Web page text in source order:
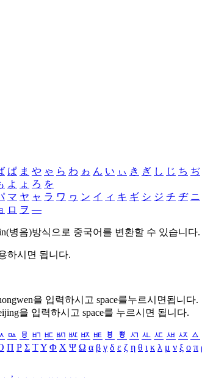
ぱ ま や ゃ ら わ ゎ ん い ぃ き ぎ し じ ち ぢ
よ ょ ろ を
マ ヤ ャ ラ ワ ヮ ン イ ィ キ ギ シ ジ チ ヂ ニ
ロ ヲ ―
병음)방식으로 중국어를 변환할 수 있습니다.
하시면 됩니다.
을 입력하시고 space를누르시면됩니다.
을 입력하시고 space를 누르시면 됩니다.
ㅰ ㅱ ㅲ ㅳ ㅴ ㅵ ㅶ ㅷ ㅸ ㅹ ㅺ ㅻ ㅼ ㅽ ㅾ ㅿ
Π Ρ Σ ΤΥ Φ Χ Ψ Ω α β γ δ ε ζ η θ ι κ λ μ ν ξ ο π